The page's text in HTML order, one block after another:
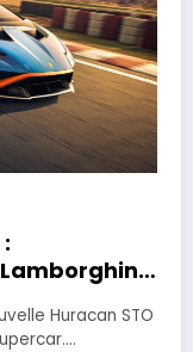
Huracan STO